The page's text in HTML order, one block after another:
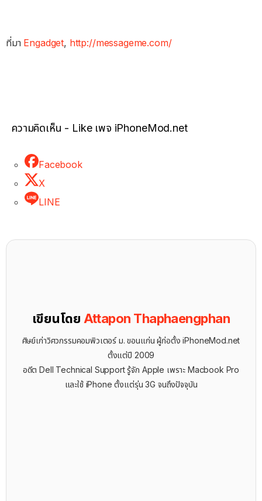
ที่มา Engadget, http://messageme.com/
ความคิดเห็น - Like เพจ iPhoneMod.net
Facebook
X
LINE
เขียนโดย Attapon Thaphaengphan
ศิษย์เก่าวิศวกรรมคอมพิวเตอร์ ม. ขอนแก่น ผู้ก่อตั้ง iPhoneMod.net
ตั้งแต่ปี 2009
อดีต Dell Technical Support รู้จัก ​Apple เพราะ Macbook Pro
และใช้ iPhone ตั้งแต่รุ่น 3G จนถึงปัจจุบัน